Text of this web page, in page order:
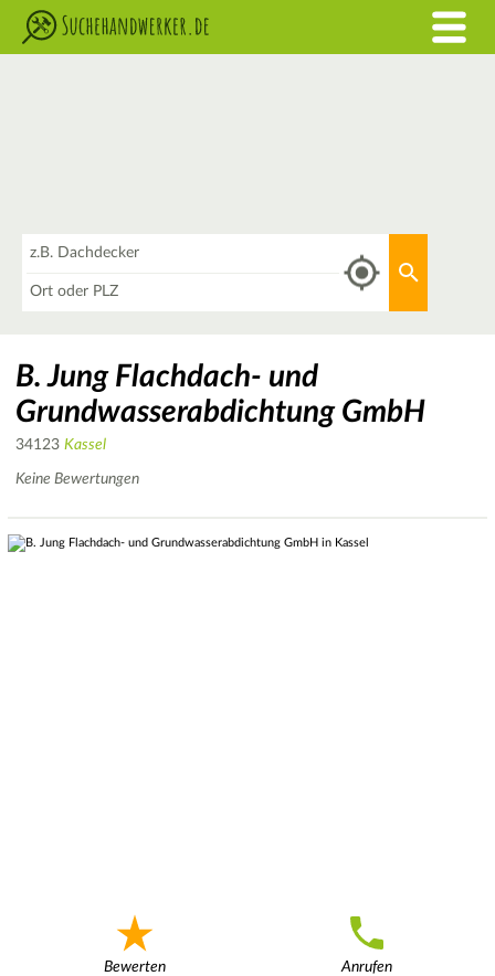
B. Jung Flachdach- und
Grundwasserabdichtung GmbH
34123 Kassel
Keine Bewertungen
Bewerten Anrufen